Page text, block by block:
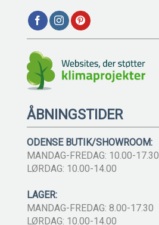
ÅBNINGSTIDER
ODENSE BUTIK/SHOWROOM:
MANDAG-FREDAG: 10.00-17.30
LØRDAG: 10.00-14.00
LAGER:
MANDAG-FREDAG: 8.00-17.30
LØRDAG: 10.00-14.00